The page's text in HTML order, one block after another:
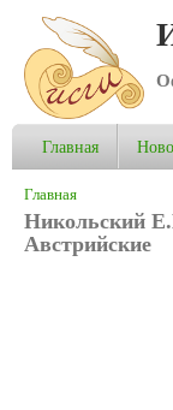
Главная
Вы здесь
Главная
Никольский
Австрийские